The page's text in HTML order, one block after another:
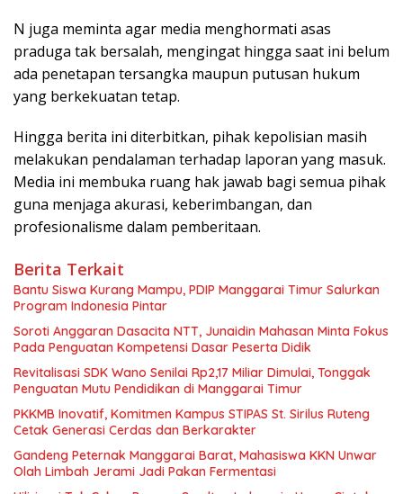
N juga meminta agar media menghormati asas
praduga tak bersalah, mengingat hingga saat ini belum
ada penetapan tersangka maupun putusan hukum
yang berkekuatan tetap.
Hingga berita ini diterbitkan, pihak kepolisian masih
melakukan pendalaman terhadap laporan yang masuk.
Media ini membuka ruang hak jawab bagi semua pihak
guna menjaga akurasi, keberimbangan, dan
profesionalisme dalam pemberitaan.
Berita Terkait
Bantu Siswa Kurang Mampu, PDIP Manggarai Timur Salurkan
Program Indonesia Pintar
Soroti Anggaran Dasacita NTT, Junaidin Mahasan Minta Fokus
Pada Penguatan Kompetensi Dasar Peserta Didik
Revitalisasi SDK Wano Senilai Rp2,17 Miliar Dimulai, Tonggak
Penguatan Mutu Pendidikan di Manggarai Timur
PKKMB Inovatif, Komitmen Kampus STIPAS St. Sirilus Ruteng
Cetak Generasi Cerdas dan Berkarakter
Gandeng Peternak Manggarai Barat, Mahasiswa KKN Unwar
Olah Limbah Jerami Jadi Pakan Fermentasi